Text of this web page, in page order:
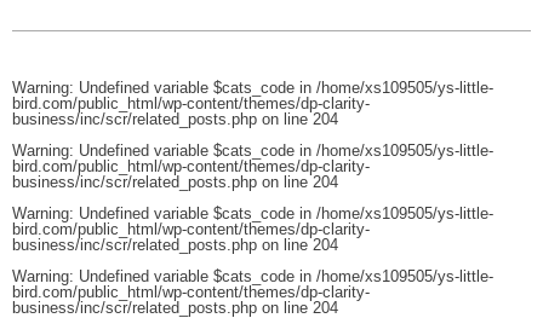
Warning: Undefined variable $cats_code in /home/xs109505/ys-little-
bird.com/public_html/wp-content/themes/dp-clarity-
business/inc/scr/related_posts.php on line 204
Warning: Undefined variable $cats_code in /home/xs109505/ys-little-
bird.com/public_html/wp-content/themes/dp-clarity-
business/inc/scr/related_posts.php on line 204
Warning: Undefined variable $cats_code in /home/xs109505/ys-little-
bird.com/public_html/wp-content/themes/dp-clarity-
business/inc/scr/related_posts.php on line 204
Warning: Undefined variable $cats_code in /home/xs109505/ys-little-
bird.com/public_html/wp-content/themes/dp-clarity-
business/inc/scr/related_posts.php on line 204